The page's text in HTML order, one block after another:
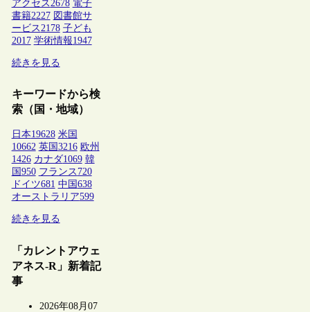
アクセス 2678 電子
書籍2227 図書館サ
ービス 2178 子ども
2017 学術情報1947
続きを見る
キーワードから検
索（国・地域）
日本19628 米国
10662 英国 3216 欧州
1426 カナダ1069 韓
国 950 フランス 720
ドイツ681 中国 638
オーストラリア599
続きを見る
「カレントアウェ
アネス-R」新着記
事
2026年08月07